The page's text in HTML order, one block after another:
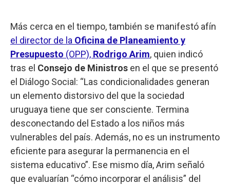
Más cerca en el tiempo, también se manifestó afín
el director de la Oficina de Planeamiento y
Presupuesto (OPP), Rodrigo Arim, quien indicó
tras el Consejo de Ministros en el que se presentó
el Diálogo Social: “Las condicionalidades generan
un elemento distorsivo del que la sociedad
uruguaya tiene que ser consciente. Termina
desconectando del Estado a los niños más
vulnerables del país. Además, no es un instrumento
eficiente para asegurar la permanencia en el
sistema educativo”. Ese mismo día, Arim señaló
que evaluarían “cómo incorporar el análisis” del